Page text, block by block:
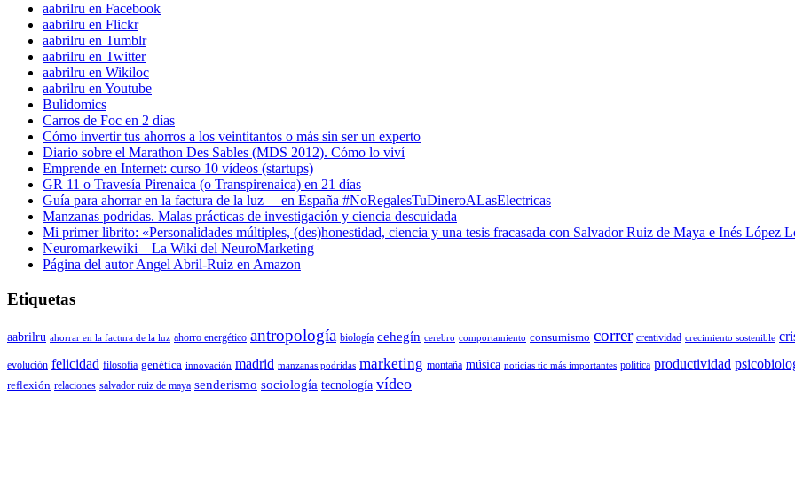
aabrilru en Facebook
aabrilru en Flickr
aabrilru en Tumblr
aabrilru en Twitter
aabrilru en Wikiloc
aabrilru en Youtube
Bulidomics
Carros de Foc en 2 días
Cómo invertir tus ahorros a los veintitantos o más sin ser un experto
Diario sobre el Marathon Des Sables (MDS 2012). Cómo lo viví
Emprende en Internet: curso 10 vídeos (startups)
GR 11 o Travesía Pirenaica (o Transpirenaica) en 21 días
Guía para ahorrar en la factura de la luz —en España #NoRegalesTuDineroALasElectricas
Manzanas podridas. Malas prácticas de investigación y ciencia descuidada
Mi primer librito: «Personalidades múltiples, (des)honestidad, ciencia y una tesis fracasada con Salvador Ruiz de Maya e Inés López
Neuromarkewiki – La Wiki del NeuroMarketing
Página del autor Angel Abril-Ruiz en Amazon
Etiquetas
aabrilru ahorrar en la factura de la luz ahorro energético antropología biología cehegín cerebro comportamiento consumismo correr creatividad crecimiento sostenible
evolución felicidad filosofía genética innovación madrid manzanas podridas marketing montaña música noticias tic más importantes política productividad
reflexión relaciones salvador ruiz de maya senderismo sociología tecnología vídeo